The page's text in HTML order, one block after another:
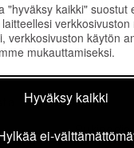
"hyväksy kaikki" suostut
verkkosivuston
verkkosivuston käytön
mukauttamiseksi.
Hyväksy kaikki
ei-
Ehdot
Bukipedia